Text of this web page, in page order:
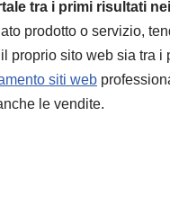
tra i primi risultati
prodotto o servizio,
proprio sito web sia tra i
siti web
le vendite.